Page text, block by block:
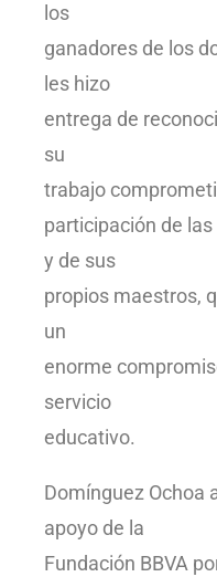
los
ganadores de los
les hizo
entrega de
su
trabajo
participación de
y de sus
propios maestros,
un
enorme
servicio
educativo.
Domínguez Ochoa
apoyo de la
Fundación BBVA